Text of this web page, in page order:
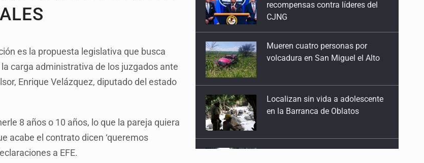
es la propuesta legislativa que busca
carga administrativa de los juzgados ante
Enrique Velázquez, diputado del estado
8 años o 10 años, lo que la pareja quiera
acabe el contrato dicen ‘queremos
a EFE.
Mueren cuatro personas por
volcadura en San Miguel el Alto
Localizan sin vida a adolescente
Asesinan a tres luego de dos